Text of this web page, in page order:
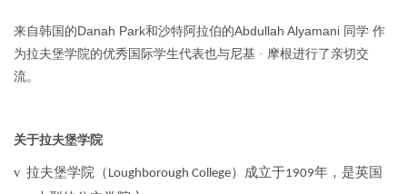
来自韩国的Danah Park和沙特阿拉伯的Abdullah Alyamani 同学 作
为拉夫堡学院的优秀国际学生代表也与尼基 · 摩根进行了亲切交
流。
关于拉夫堡学院
v 拉夫堡学院（ Loughborough College）成立于1909年，是英国